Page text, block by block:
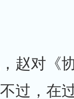
赵对《
过，在